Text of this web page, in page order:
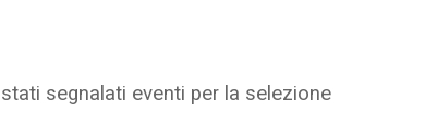
segnalati eventi per la selezione